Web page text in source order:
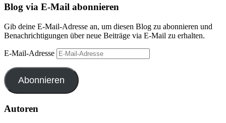
Blog via E-Mail abonnieren
Gib deine E-Mail-Adresse an, um diesen Blog zu abonnieren und
Benachrichtigungen über neue Beiträge via E-Mail zu erhalten.
E-Mail-Adresse
Abonnieren
Autoren